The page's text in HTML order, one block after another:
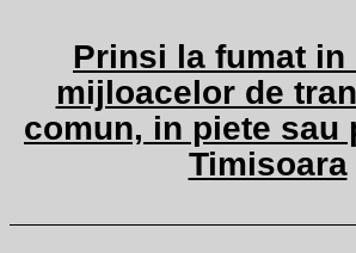
Prinsi la fumat in
mijloacelor de
comun, in piete sau
Timisoara